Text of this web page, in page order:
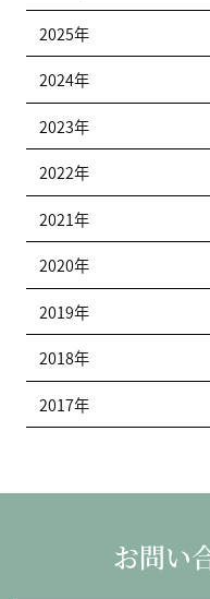
2025年
2024年
2023年
2022年
2021年
2020年
2019年
2018年
2017年
お問い